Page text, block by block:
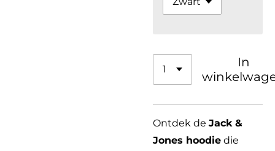
In
Ontdek de Jack &
Jones hoodie die